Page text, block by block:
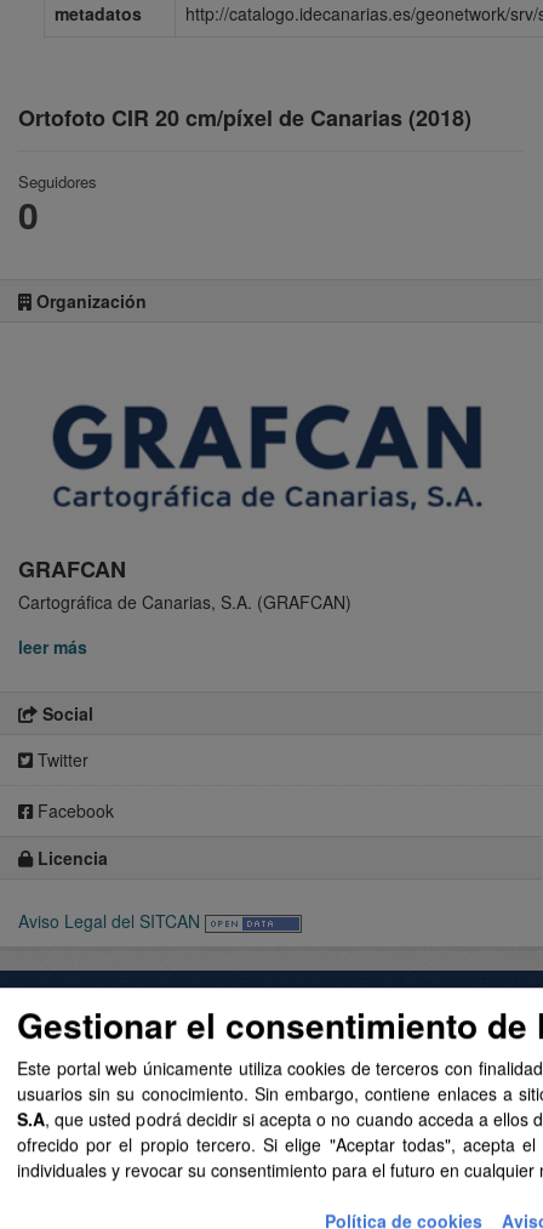
Ortofoto CIR 20 cm/píxel de Canarias (2018)
Seguidores
0
Organización
GRAFCAN
Cartográfica de Canarias, S.A. (GRAFCAN)
leer más
Social
Twitter
Facebook
Licencia
Aviso Legal del SITCAN
metadatos http://catalogo.idecanarias.es/geonetwork/
Acerca de SITCAN Open Data
Aviso Legal
Datos Abiertos Gobierno de Canarias
Gestionar el consentimiento
Este portal web únicamente utiliza cookies de terceros con
usuarios sin su conocimiento. Sin embargo, contiene enlaces a
S.A, que usted podrá decidir si acepta o no cuando acceda a
ofrecido por el propio tercero. Si elige "Aceptar todas", acepta
individuales y revocar su consentimiento para el futuro en
Política de cookies